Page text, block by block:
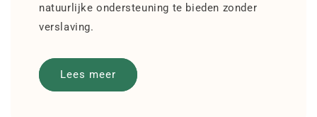
natuurlijke ondersteuning te bieden zonder
verslaving.
Lees meer